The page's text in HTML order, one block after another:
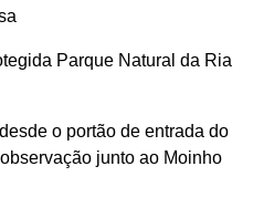
Parque Natural da Ria
o portão de entrada do
junto ao Moinho